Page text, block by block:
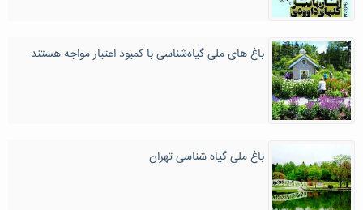
باغ های ملی گیاه‌شناسی با کمبود اعتبار مواجه هستند
باغ ملی گیاه شناسی تهران